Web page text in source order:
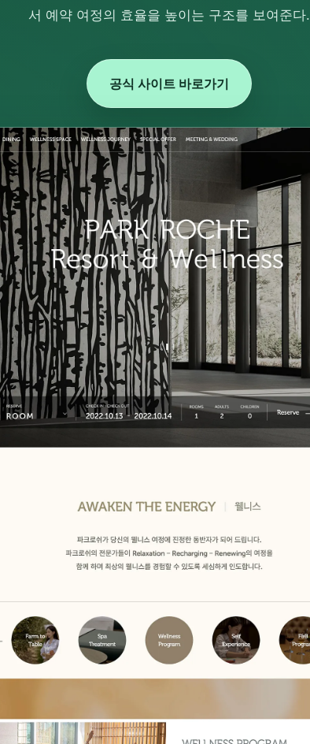
서 예약 여정의 효율을 높이는 구조를 보여준다.
공식 사이트 바로가기